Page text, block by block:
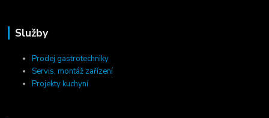
Služby
Prodej gastrotechniky
Servis, montáž zařízení
Projekty kuchyní